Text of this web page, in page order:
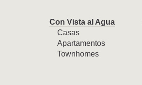
Con Vista al Agua
Casas
Apartamentos
Townhomes